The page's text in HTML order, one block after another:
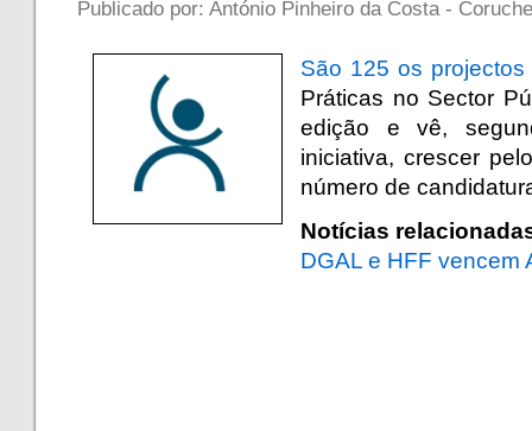
Publicado por: António Pinheiro da Costa -
São 125 os
Práticas no Sector
edição e vê,
iniciativa, crescer
número de
Notícias
DGAL e HFF vencem